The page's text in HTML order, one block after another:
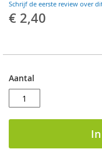
van
de
afbeeldingen-
Schrijf de eerste review over
€ 2,40
Aantal